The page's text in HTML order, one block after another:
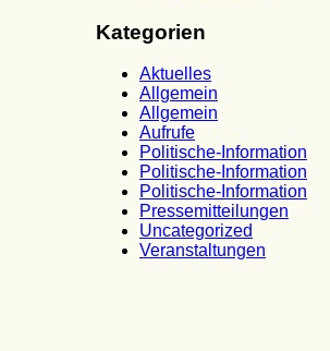
Kategorien
Aktuelles
Allgemein
Allgemein
Aufrufe
Politische-Information
Politische-Information
Politische-Information
Pressemitteilungen
Uncategorized
Veranstaltungen